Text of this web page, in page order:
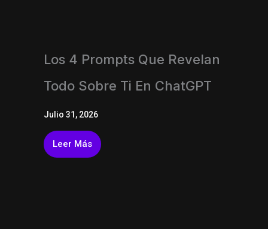
Los 4 Prompts Que Revelan
Todo Sobre Ti En ChatGPT
Julio 31, 2026
Leer Más